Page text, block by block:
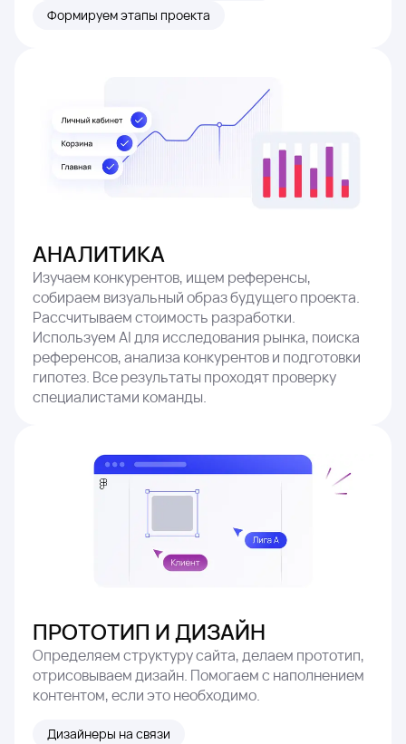
Формируем этапы проекта
АНАЛИТИКА
Изучаем конкурентов, ищем референсы,
собираем визуальный образ будущего проекта.
Рассчитываем стоимость разработки.
Используем AI для исследования рынка, поиска
референсов, анализа конкурентов и подготовки
гипотез. Все результаты проходят проверку
специалистами команды.
ПРОТОТИП И ДИЗАЙН
Определяем структуру сайта, делаем прототип,
отрисовываем дизайн. Помогаем с наполнением
контентом, если это необходимо.
Дизайнеры на связи